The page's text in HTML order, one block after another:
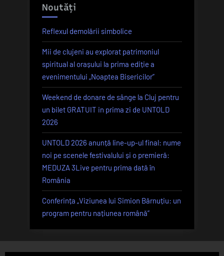
Noutăți
Reflexul demolării simbolice
Mii de clujeni au explorat patrimoniul
spiritual al orașului la prima ediție a
evenimentului „Noaptea Bisericilor”
Weekend de donare de sânge la Cluj pentru
un bilet GRATUIT in prima zi de UNTOLD
2026
UNTOLD 2026 anunță line-up-ul final: nume
noi pe scenele festivalului și o premieră:
MEDUZA 3Live pentru prima dată în
România
Conferința „Viziunea lui Simion Bărnuțiu: un
program pentru națiunea română”